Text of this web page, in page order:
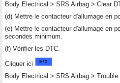
Body Electrical > SRS Airbag > Clear
(d) Mettre le contacteur d'allumage en
(e) Mettre le contacteur d'allumage en
secondes minimum.
(f) Vérifier les DTC.
Cliquer ici
Body Electrical > SRS Airbag > Trouble